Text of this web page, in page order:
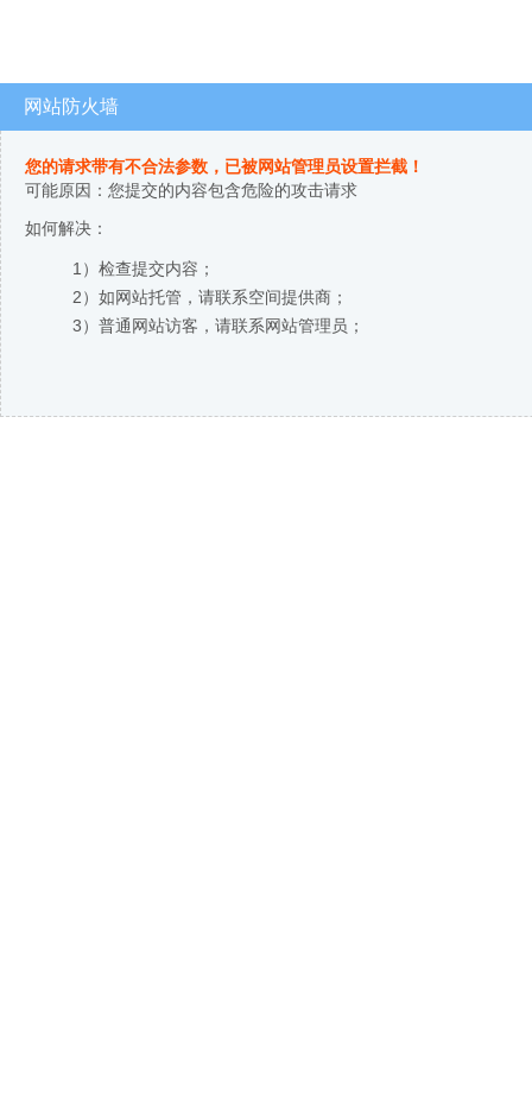
网站防火墙
您的请求带有不合法参数，已被网站管理员设置拦截！
可能原因：您提交的内容包含危险的攻击请求
如何解决：
1）检查提交内容；
2）如网站托管，请联系空间提供商；
3）普通网站访客，请联系网站管理员；